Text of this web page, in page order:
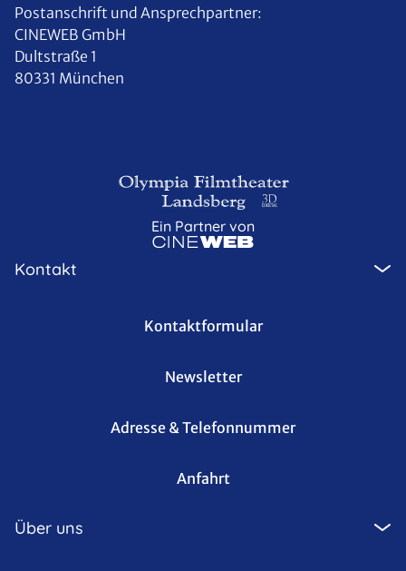
Postanschrift und Ansprechpartner:
CINEWEB GmbH
Dultstraße 1
80331 München
Ein Partner von
Kontakt
Kontaktformular
Newsletter
Adresse & Telefonnummer
Anfahrt
Über uns